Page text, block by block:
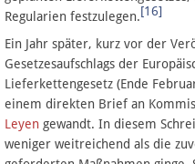
Regularien festzulegen.[16]
Ein Jahr später, kurz vor der
Gesetzesaufschlags der
Lieferkettengesetz (Ende
einem direkten Brief an
Leyen gewandt. In diesem
weniger weitreichend als die